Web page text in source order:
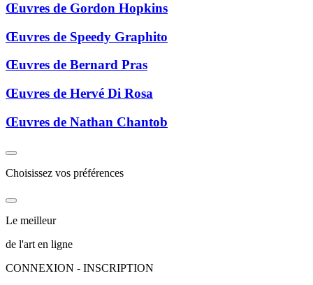
Œuvres de Gordon Hopkins
Œuvres de Speedy Graphito
Œuvres de Bernard Pras
Œuvres de Hervé Di Rosa
Œuvres de Nathan Chantob
Choisissez vos préférences
Le meilleur
de l'art en ligne
CONNEXION - INSCRIPTION